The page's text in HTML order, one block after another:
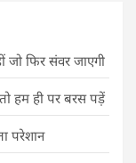
जो फिर संवर जाएगी
हम ही पर बरस पड़ें
परेशान